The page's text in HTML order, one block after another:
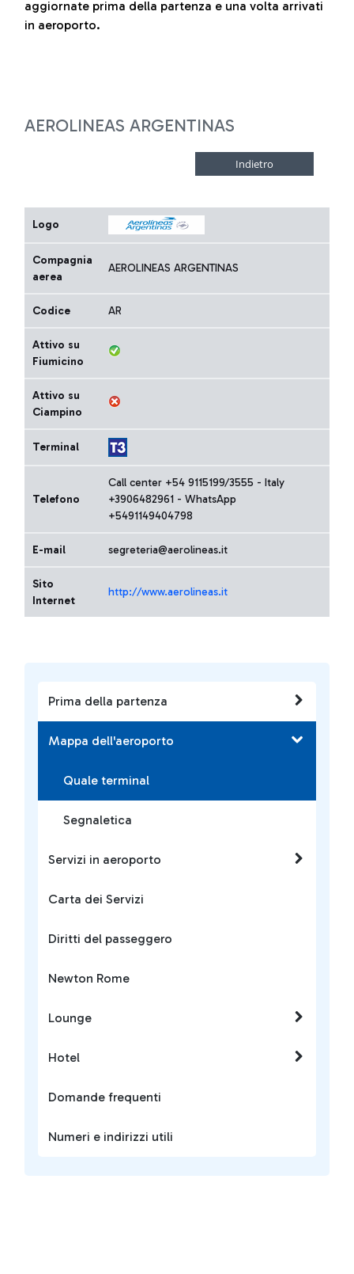
Prima della partenza
Mappa dell'aeroporto
Quale terminal
Segnaletica
Servizi in aeroporto
Carta dei Servizi
Diritti del passeggero
Newton Rome
Lounge
Hotel
Domande frequenti
Numeri e indirizzi utili
aggiornate prima della partenza e una volta arrivati
in aeroporto.
AEROLINEAS ARGENTINAS
Logo
Compagnia
aerea
AEROLINEAS ARGENTINAS
Codice AR
Attivo su
Fiumicino
Attivo su
Ciampino
Terminal
Telefono
Call center +54 9115199/3555 - Italy
+3906482961 - WhatsApp
+5491149404798
E-mail segreteria@aerolineas.it
Sito
Internet
http://www.aerolineas.it